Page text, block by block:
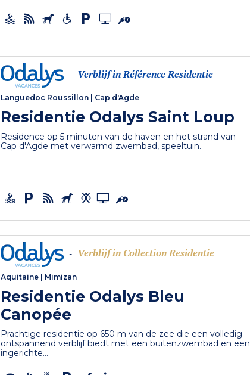
- Verblijf in Référence Residentie
Languedoc Roussillon Cap d'Agde
Residentie Odalys Saint Loup
Residence op 5 minuten van de haven en het strand van
Cap d'Agde met verwarmd zwembad, speeltuin.
- Verblijf in Collection Residentie
Aquitaine Mimizan
Residentie Odalys Bleu
Canopée
Prachtige residentie op 650 m van de zee die een volledig
ontspannend verblijf biedt met een buitenzwembad en een
ingerichte...